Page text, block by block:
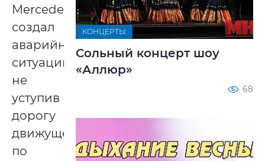
Mercedes
создал
аварийную
ситуацию,
не
уступив
дорогу
движущемуся
по
КОНЦЕРТЫ
Сольный концерт шоу
«Аллюр»
68